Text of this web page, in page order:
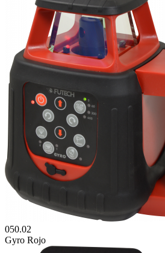
050.02
Gyro Rojo